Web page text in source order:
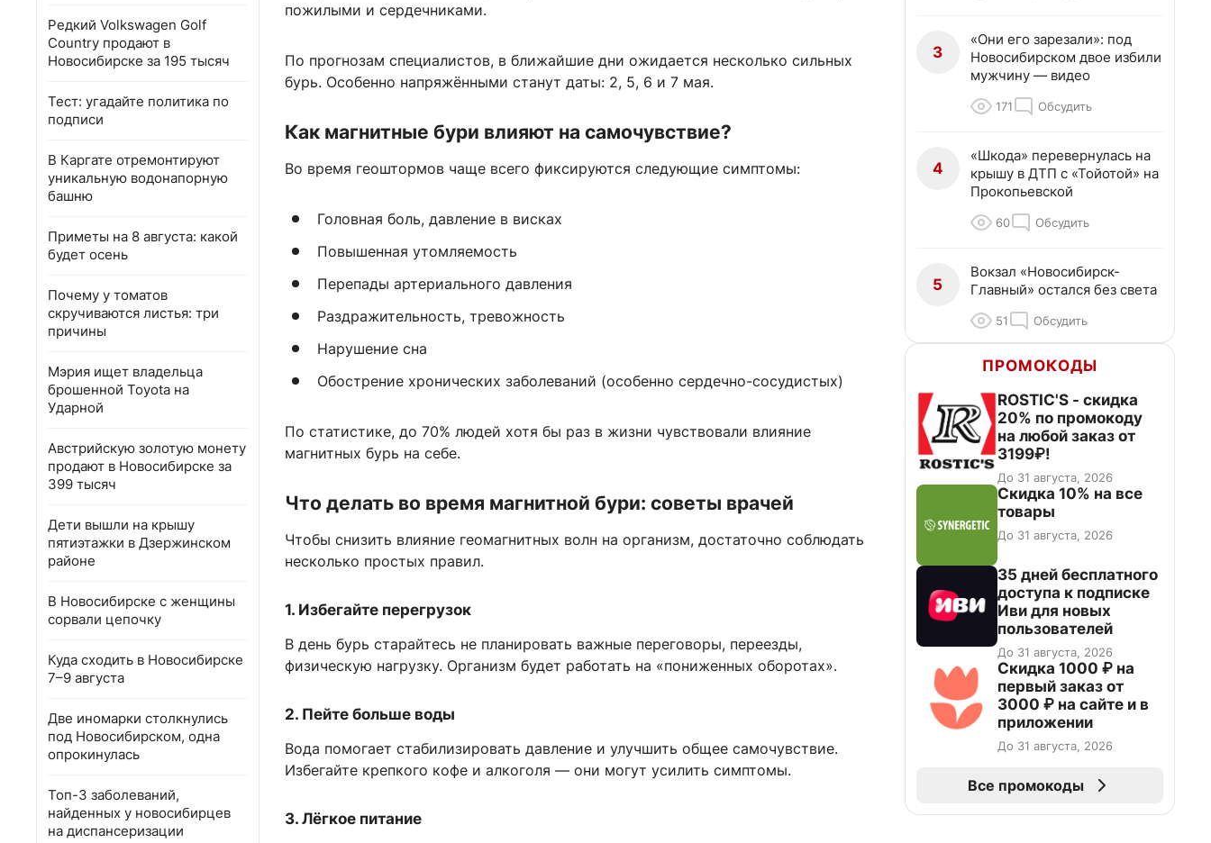
Редкий Volkswagen Golf
Country продают в
Новосибирске за 195 тысяч
Тест: угадайте политика по
подписи
В Каргате отремонтируют
уникальную водонапорную
башню
Приметы на 8 августа: какой
будет осень
Почему у томатов
скручиваются листья: три
причины
Мэрия ищет владельца
брошенной Toyota на
Ударной
Австрийскую золотую монету
продают в Новосибирске за
399 тысяч
Дети вышли на крышу
пятиэтажки в Дзержинском
районе
В Новосибирске с женщины
сорвали цепочку
Куда сходить в Новосибирске
7–9 августа
Две иномарки столкнулись
под Новосибирском, одна
опрокинулась
Топ-3 заболеваний,
найденных у новосибирцев
на диспансеризации
пожилыми и сердечниками.
По прогнозам специалистов, в ближайшие дни ожидается несколько сильных
бурь. Особенно напряжёнными станут даты: 2, 5, 6 и 7 мая.
Как магнитные бури влияют на самочувствие?
Во время геоштормов чаще всего фиксируются следующие симптомы:
Головная боль, давление в висках
Повышенная утомляемость
Перепады артериального давления
Раздражительность, тревожность
Нарушение сна
Обострение хронических заболеваний (особенно сердечно-сосудистых)
По статистике, до 70% людей хотя бы раз в жизни чувствовали влияние
магнитных бурь на себе.
Что делать во время магнитной бури: советы врачей
Чтобы снизить влияние геомагнитных волн на организм, достаточно соблюдать
несколько простых правил.
1. Избегайте перегрузок
В день бурь старайтесь не планировать важные переговоры, переезды,
физическую нагрузку. Организм будет работать на «пониженных оборотах».
2. Пейте больше воды
Вода помогает стабилизировать давление и улучшить общее самочувствие.
Избегайте крепкого кофе и алкоголя — они могут усилить симптомы.
3. Лёгкое питание
3
«Они его зарезали»: под
Новосибирском двое избили
мужчину — видео
171 Обсудить
4
«Шкода» перевернулась на
крышу в ДТП с «Тойотой» на
Прокопьевской
60 Обсудить
5
Вокзал «Новосибирск-
Главный» остался без света
51 Обсудить
ПРОМОКОДЫ
ROSTIC'S - скидка
20% по промокоду
на любой заказ от
3199₽!
До 31 августа, 2026
Скидка 10% на все
товары
До 31 августа, 2026
35 дней бесплатного
доступа к подписке
Иви для новых
пользователей
До 31 августа, 2026
Скидка 1000 ₽ на
первый заказ от
3000 ₽ на сайте и в
приложении
До 31 августа, 2026
Все промокоды